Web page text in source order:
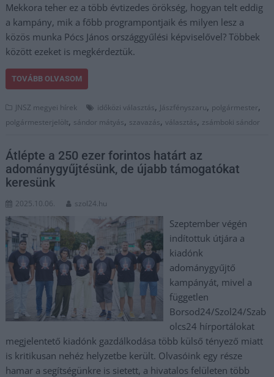
Mekkora teher ez a több évtizedes örökség, hogyan telt eddig
a kampány, mik a főbb programpontjaik és milyen lesz a
közös munka Pócs János országgyűlési képviselővel? Többek
között ezeket is megkérdeztük.
TOVÁBB OLVASOM
JNSZ megyei hírek időközi választás, Jászfényszaru, polgármester,
polgármesterjelölt, sándor mátyás, szavazás,választás, zsámboki sándor
Átlépte a 250 ezer forintos határt az
adománygyűjtésünk, de újabb támogatókat
keresünk
2025.10.06. szol24.hu
Szeptember végén
indítottuk útjára a
kiadónk
adománygyűjtő
kampányát, mivel a
független
Borsod24/Szol24/Szab
olcs24 hírportálokat
megjelentető kiadónk gazdálkodása több külső tényező miatt
is kritikusan nehéz helyzetbe került. Olvasóink egy része
hamar a segítségünkre is sietett, a hivatalos felületen több